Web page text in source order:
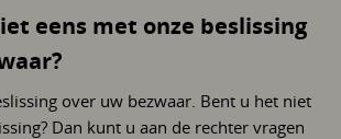
eens met onze beslissing
over uw bezwaar. Bent u het niet
Dan kunt u aan de rechter vragen